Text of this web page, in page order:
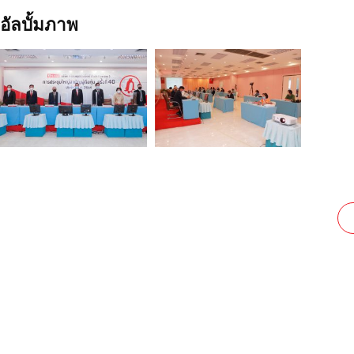
อัลบั้มภาพ